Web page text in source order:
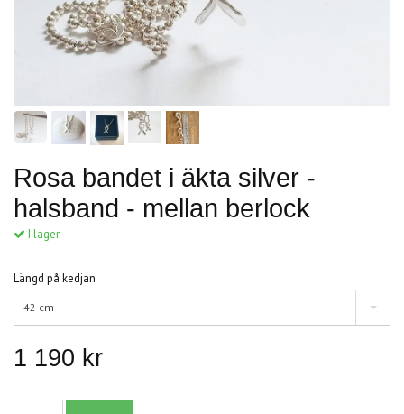
Rosa bandet i äkta silver -
halsband - mellan berlock
I lager.
Längd på kedjan
42 cm
1 190 kr